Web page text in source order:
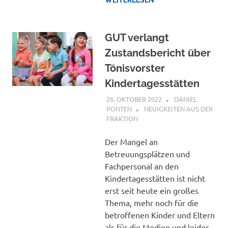
GUT verlangt
Zustandsbericht über
Tönisvorster
Kindertagesstätten
26. OKTOBER 2022
DANIEL
PONTEN
NEUIGKEITEN AUS DER
FRAKTION
Der Mangel an
Betreuungsplätzen und
Fachpersonal an den
Kindertagesstätten ist nicht
erst seit heute ein großes
Thema, mehr noch für die
betroffenen Kinder und Eltern